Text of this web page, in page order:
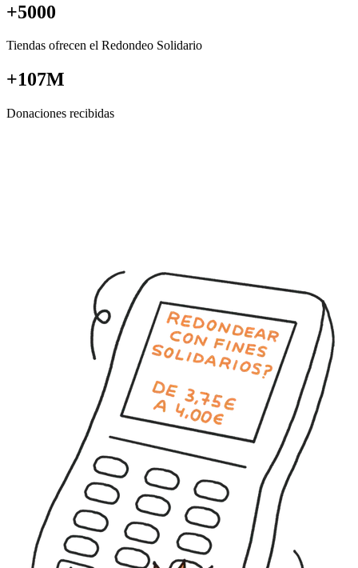
+5000
Tiendas ofrecen el Redondeo Solidario
+107M
Donaciones recibidas